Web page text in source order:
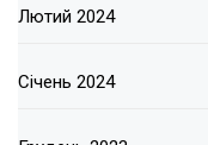
Лютий 2024
Січень 2024